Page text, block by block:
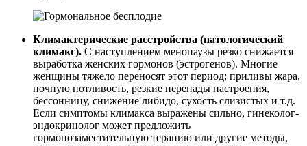
Климактерические расстройства (патологический
климакс). С наступлением менопаузы резко снижается
выработка женских гормонов (эстрогенов). Многие
женщины тяжело переносят этот период: приливы жара,
ночную потливость, резкие перепады настроения,
бессонницу, снижение либидо, сухость слизистых и т.д.
Если симптомы климакса выражены сильно, гинеколог-
эндокринолог может предложить
гормонозаместительную терапию или другие методы,